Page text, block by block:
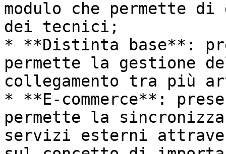
modulo che permette
dei tecnici;
* **Distinta base**:
permette la gestione
collegamento tra più
* **E-commerce**:
permette la
servizi esterni